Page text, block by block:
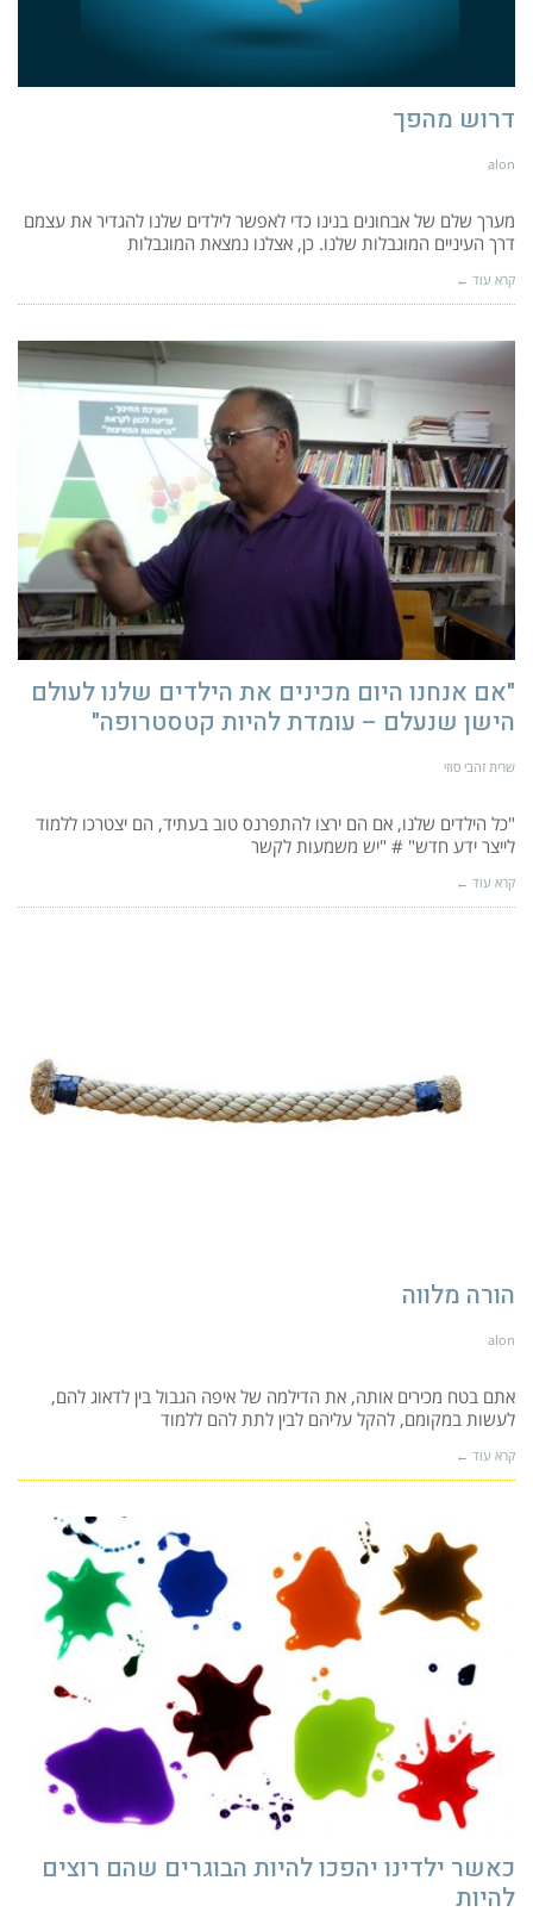
דרוש מהפך
alon
מערך שלם של אבחונים בנינו כדי לאפשר לילדים שלנו להגדיר את עצמם
דרך העיניים המוגבלות שלנו. כן, אצלנו נמצאת המוגבלות
קרא עוד ←
"אם אנחנו היום מכינים את הילדים שלנו לעולם
הישן שנעלם – עומדת להיות קטסטרופה"
שרית זהבי סוזי
"כל הילדים שלנו, אם הם ירצו להתפרנס טוב בעתיד, הם יצטרכו ללמוד
לייצר ידע חדש" # "יש משמעות לקשר
קרא עוד ←
הורה מלווה
alon
אתם בטח מכירים אותה, את הדילמה של איפה הגבול בין לדאוג להם,
לעשות במקומם, להקל עליהם לבין לתת להם ללמוד
קרא עוד ←
כאשר ילדינו יהפכו להיות הבוגרים שהם רוצים
להיות